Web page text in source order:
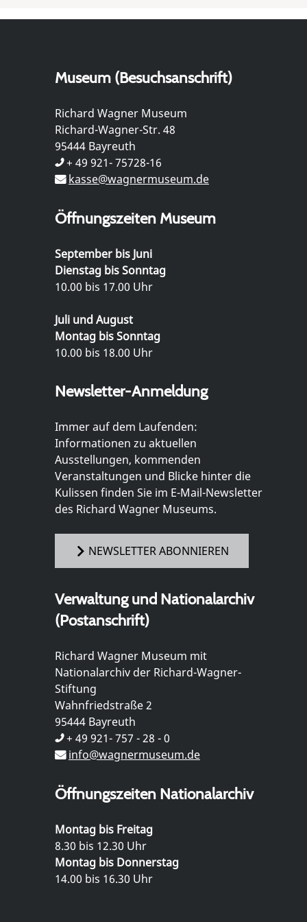
Museum (Besuchsanschrift)
Richard Wagner Museum
Richard-Wagner-Str. 48
95444 Bayreuth
+ 49 921- 75728-16
kasse@wagnermuseum.de
Öffnungszeiten Museum
September bis Juni
Dienstag bis Sonntag
10.00 bis 17.00 Uhr
Juli und August
Montag bis Sonntag
10.00 bis 18.00 Uhr
Newsletter-Anmeldung
Immer auf dem Laufenden:
Informationen zu aktuellen
Ausstellungen, kommenden
Veranstaltungen und Blicke hinter die
Kulissen finden Sie im E-Mail-Newsletter
des Richard Wagner Museums.
NEWSLETTER ABONNIEREN
Verwaltung und Nationalarchiv
(Postanschrift)
Richard Wagner Museum mit
Nationalarchiv der Richard-Wagner-
Stiftung
Wahnfriedstraße 2
95444 Bayreuth
+ 49 921- 757 - 28 - 0
info@wagnermuseum.de
Öffnungszeiten Nationalarchiv
Montag bis Freitag
8.30 bis 12.30 Uhr
Montag bis Donnerstag
14.00 bis 16.30 Uhr